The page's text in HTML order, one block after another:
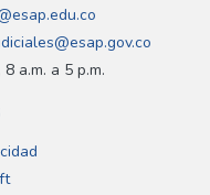
a.m. a 5 p.m.